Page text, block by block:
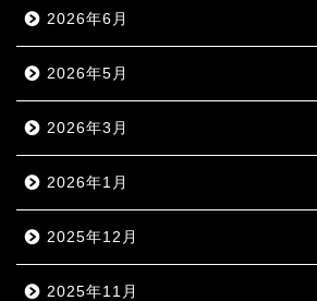
2026年6月
2026年5月
2026年3月
2026年1月
2025年12月
2025年11月